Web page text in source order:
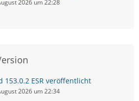
2026 um 22:28
153.0.2 ESR veröffentlicht
2026 um 22:34